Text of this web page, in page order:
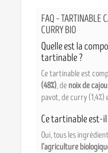
FAQ – TARTINABLE
CURRY BIO
Quelle est la
tartinable ?
Ce tartinable est
(48%), de noix de cajou
pavot, de curry (1,4%)
Ce tartinable est-il
Oui, tous les
l’agriculture